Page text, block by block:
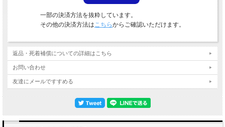
一部の決済方法を抜粋しています。
その他の決済方法はこちらからご確認いただけます。
返品・死着補償についての詳細はこちら
お問い合わせ
友達にメールですすめる